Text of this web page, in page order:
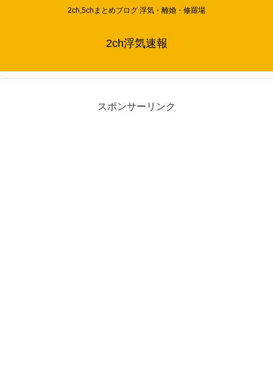
2ch,5chまとめブログ 浮気・離婚・修羅場
2ch浮気速報
スポンサーリンク